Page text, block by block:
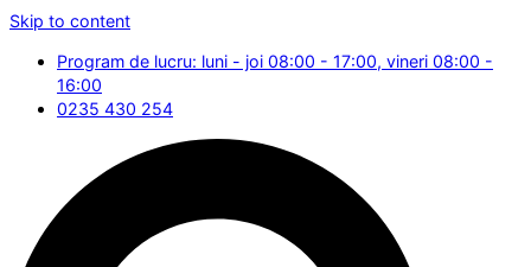
Skip to content
Program de lucru: luni - joi 08:00 - 17:00, vineri 08:00 -
16:00
0235 430 254